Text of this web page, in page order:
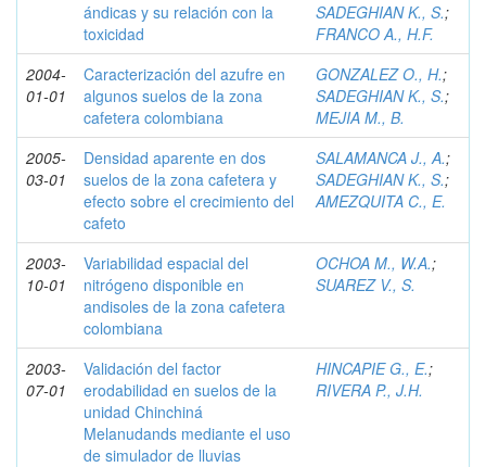
ándicas y su relación con la
toxicidad
SADEGHIAN K., S.;
FRANCO A., H.F.
2004-
01-01
Caracterización del azufre en
algunos suelos de la zona
cafetera colombiana
GONZALEZ O., H.;
SADEGHIAN K., S.;
MEJIA M., B.
2005-
03-01
Densidad aparente en dos
suelos de la zona cafetera y
efecto sobre el crecimiento del
cafeto
SALAMANCA J., A.;
SADEGHIAN K., S.;
AMEZQUITA C., E.
2003-
10-01
Variabilidad espacial del
nitrógeno disponible en
andisoles de la zona cafetera
colombiana
OCHOA M., W.A.;
SUAREZ V., S.
2003-
07-01
Validación del factor
erodabilidad en suelos de la
unidad Chinchiná
Melanudands mediante el uso
de simulador de lluvias
HINCAPIE G., E.;
RIVERA P., J.H.